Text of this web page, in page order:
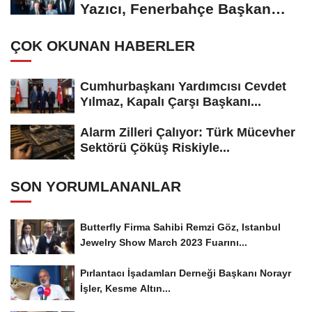
Yazıcı, Fenerbahçe Başkan
ÇOK OKUNAN HABERLER
Cumhurbaşkanı Yardımcısı Cevdet
Yılmaz, Kapalı Çarşı Başkanı...
Alarm Zilleri Çalıyor: Türk Mücevher
Sektörü Çöküş Riskiyle...
SON YORUMLANANLAR
Butterfly Firma Sahibi Remzi Göz, Istanbul
Jewelry Show March 2023 Fuarını...
Pırlantacı İşadamları Derneği Başkanı Norayr
İşler, Kesme Altın...